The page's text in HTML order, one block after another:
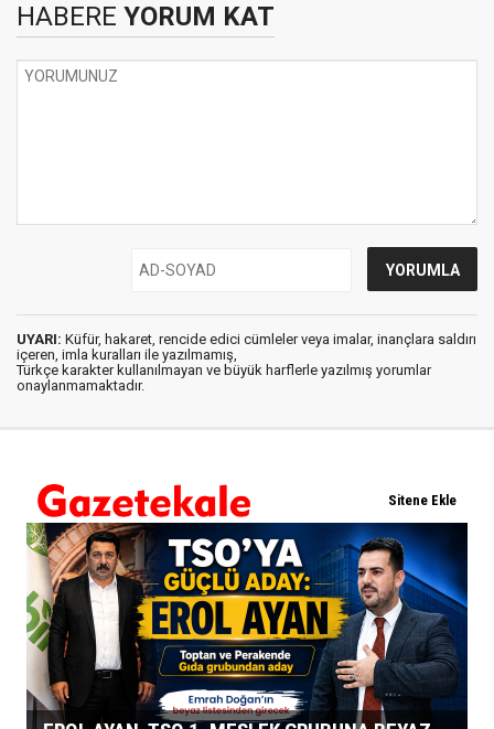
HABERE YORUM KAT
UYARI: Küfür, hakaret, rencide edici cümleler veya imalar, inançlara saldırı
içeren, imla kuralları ile yazılmamış,
Türkçe karakter kullanılmayan ve büyük harflerle yazılmış yorumlar
onaylanmamaktadır.